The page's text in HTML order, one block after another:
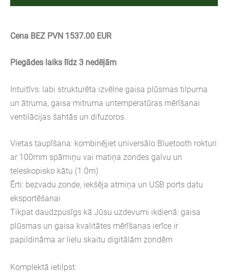
Cena BEZ PVN 1537.00 EUR
Piegādes laiks līdz 3 nedēļām
Intuitīvs: labi strukturēta izvēlne gaisa plūsmas tilpuma
un ātruma, gaisa mitruma untemperatūras mērīšanai
ventilācijas šahtās un difuzoros.
Vietas taupīšana: kombinējiet universālo Bluetooth rokturi
ar 100mm spārniņu vai matiņa zondes galvu un
teleskopisko kātu (1.0m)
Ērti: bezvadu zonde, iekšēja atmiņa un USB ports datu
eksportēšanai
Tikpat daudzpusīgs kā Jūsu uzdevumi ikdienā: gaisa
plūsmas un gaisa kvalitātes mērīšanas ierīce ir
papildināma ar lielu skaitu digitālām zondēm
Komplektā ietilpst: